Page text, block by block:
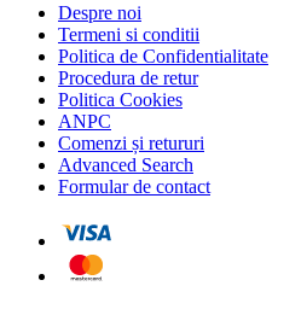
Despre noi
Termeni si conditii
Politica de Confidentialitate
Procedura de retur
Politica Cookies
ANPC
Comenzi și retururi
Advanced Search
Formular de contact